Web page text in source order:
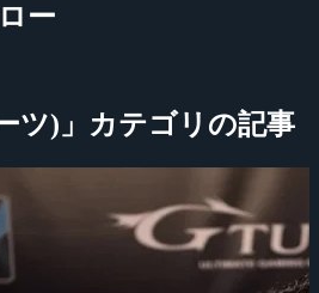
ー
ツ)」カテゴリの記事